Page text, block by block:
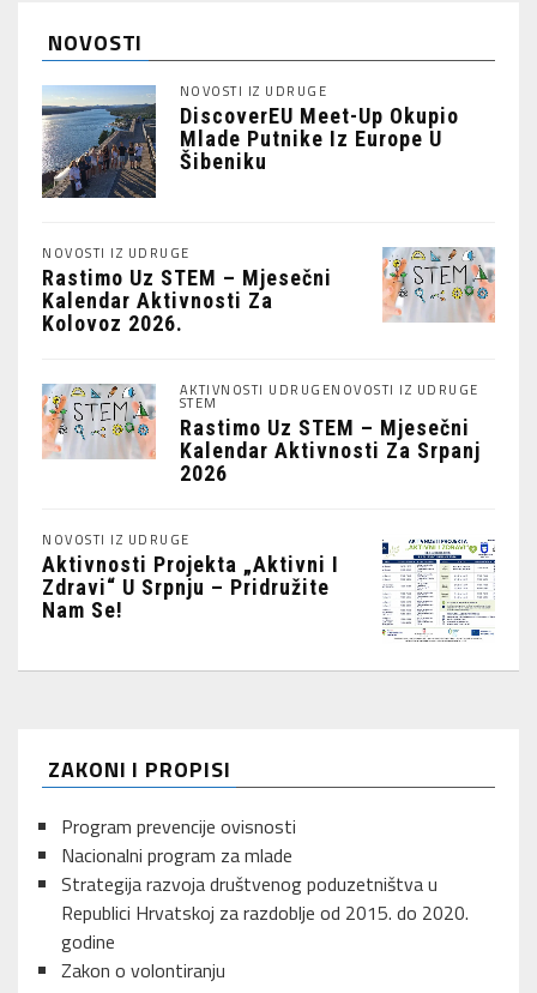
NOVOSTI
NOVOSTI IZ UDRUGE
DiscoverEU Meet-Up Okupio
Mlade Putnike Iz Europe U
Šibeniku
NOVOSTI IZ UDRUGE
Rastimo Uz STEM – Mjesečni
Kalendar Aktivnosti Za
Kolovoz 2026.
AKTIVNOSTI UDRUGENOVOSTI IZ UDRUGE
STEM
Rastimo Uz STEM – Mjesečni
Kalendar Aktivnosti Za Srpanj
2026
NOVOSTI IZ UDRUGE
Aktivnosti Projekta „Aktivni I
Zdravi“ U Srpnju – Pridružite
Nam Se!
ZAKONI I PROPISI
Program prevencije ovisnosti
Nacionalni program za mlade
Strategija razvoja društvenog poduzetništva u
Republici Hrvatskoj za razdoblje od 2015. do 2020.
godine
Zakon o volontiranju